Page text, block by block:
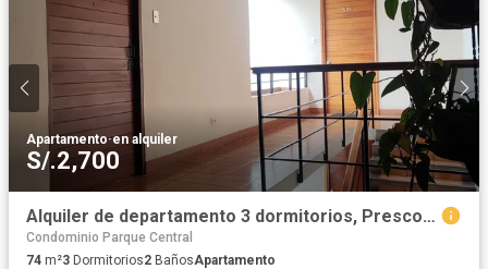
Apartamento·en alquiler
S/.2,700
Alquiler de departamento 3 dormitorios, Prescott, Lince limite San Isidro
Condominio Parque Central
74 m²3 Dormitorios2 BañosApartamento